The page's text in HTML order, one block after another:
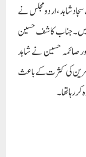
شاہد، اردو مجلس نے
جناب کاشف حسین
صائمہ حسین نے شاہد
کی کثرت کے باعث
رہا تھا۔